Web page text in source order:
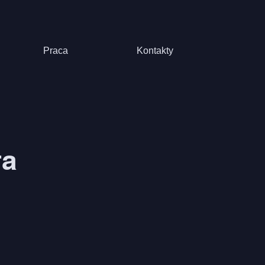
Praca Kontakty